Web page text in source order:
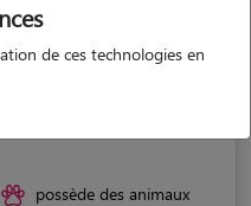
possède des animaux
de ces technologies en